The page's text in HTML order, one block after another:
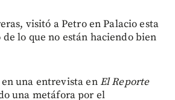
visitó a Petro en Palacio esta
lo que no están haciendo bien
una entrevista enEl Reporte
una metáfora por el